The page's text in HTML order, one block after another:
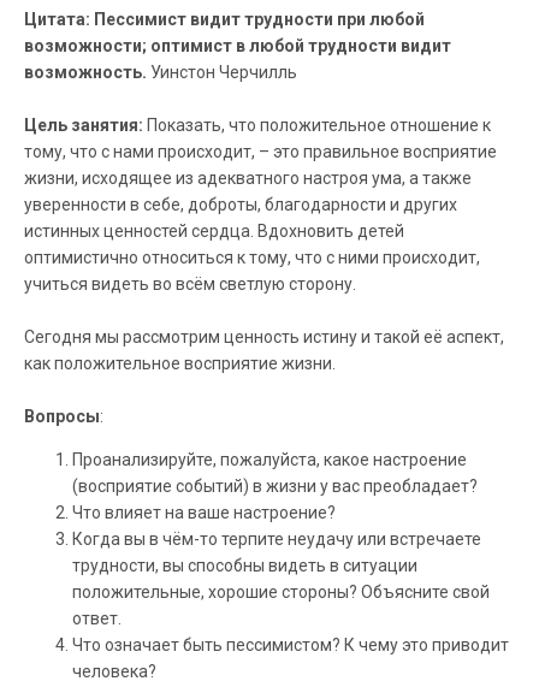
Цитата: Пессимист видит трудности при любой
возможности; оптимист в любой трудности видит
возможность. Уинстон Черчилль
Цель занятия: Показать, что положительное отношение к
тому, что с нами происходит, – это правильное восприятие
жизни, исходящее из адекватного настроя ума, а также
уверенности в себе, доброты, благодарности и других
истинных ценностей сердца. Вдохновить детей
оптимистично относиться к тому, что с ними происходит,
учиться видеть во всём светлую сторону.
Сегодня мы рассмотрим ценность истину и такой её аспект,
как положительное восприятие жизни.
Вопросы:
Проанализируйте, пожалуйста, какое настроение
(восприятие событий) в жизни у вас преобладает?
Что влияет на ваше настроение?
Когда вы в чём-то терпите неудачу или встречаете
трудности, вы способны видеть в ситуации
положительные, хорошие стороны? Объясните свой
ответ.
Что означает быть пессимистом? К чему это приводит
человека?